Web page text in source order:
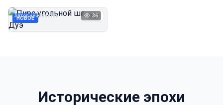
НОВОЕ 1923
Автор неизвестен 36
Исторические эпохи